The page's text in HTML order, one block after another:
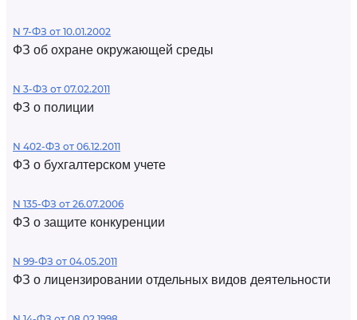
N 7-ФЗ от 10.01.2002
ФЗ об охране окружающей среды
N 3-ФЗ от 07.02.2011
ФЗ о полиции
N 402-ФЗ от 06.12.2011
ФЗ о бухгалтерском учете
N 135-ФЗ от 26.07.2006
ФЗ о защите конкуренции
N 99-ФЗ от 04.05.2011
ФЗ о лицензировании отдельных видов деятельности